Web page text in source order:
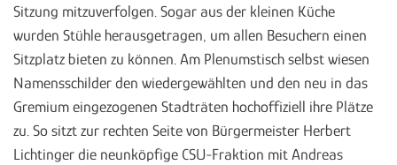
Sitzung mitzuverfolgen. Sogar aus der kleinen Küche
wurden Stühle herausgetragen, um allen Besuchern einen
Sitzplatz bieten zu können. Am Plenumstisch selbst wiesen
Namensschilder den wiedergewählten und den neu in das
Gremium eingezogenen Stadträten hochoffiziell ihre Plätze
zu. So sitzt zur rechten Seite von Bürgermeister Herbert
Lichtinger die neunköpfige CSU-Fraktion mit Andreas